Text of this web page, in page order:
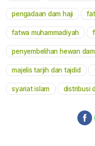
pengadaan dam haji
fatwa muhammadiyah
penyembelihan hewan dam
majelis tarjih dan tajdid
syariat islam distribusi